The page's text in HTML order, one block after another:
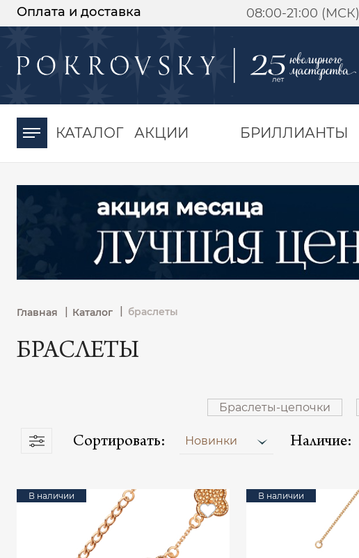
Оплата и доставка 08:00-21:00 (МСК)
КАТАЛОГ АКЦИИ БРИЛЛИАНТЫ
Главная | Каталог браслеты
БРАСЛЕТЫ
Браслеты-цепочки
Сортировать: Новинки Наличие:
В наличии В наличии
-30%
момента оплаты